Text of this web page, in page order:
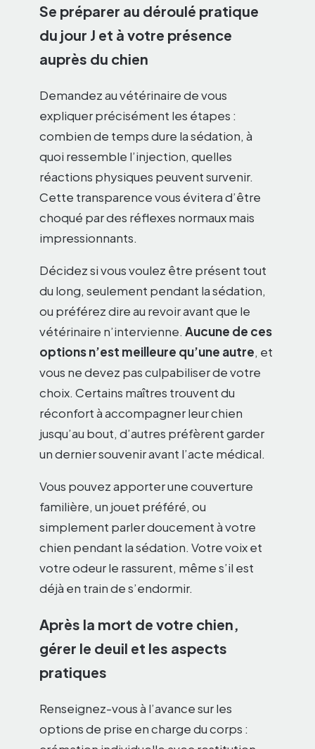
Se préparer au déroulé pratique
du jour J et à votre présence
auprès du chien
Demandez au vétérinaire de vous
expliquer précisément les étapes :
combien de temps dure la sédation, à
quoi ressemble l’injection, quelles
réactions physiques peuvent survenir.
Cette transparence vous évitera d’être
choqué par des réflexes normaux mais
impressionnants.
Décidez si vous voulez être présent tout
du long, seulement pendant la sédation,
ou préférez dire au revoir avant que le
vétérinaire n’intervienne. Aucune de ces
options n’est meilleure qu’une autre, et
vous ne devez pas culpabiliser de votre
choix. Certains maîtres trouvent du
réconfort à accompagner leur chien
jusqu’au bout, d’autres préfèrent garder
un dernier souvenir avant l’acte médical.
Vous pouvez apporter une couverture
familière, un jouet préféré, ou
simplement parler doucement à votre
chien pendant la sédation. Votre voix et
votre odeur le rassurent, même s’il est
déjà en train de s’endormir.
Après la mort de votre chien,
gérer le deuil et les aspects
pratiques
Renseignez-vous à l’avance sur les
options de prise en charge du corps :